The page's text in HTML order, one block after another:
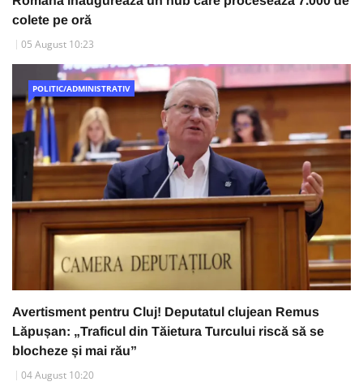
colete pe oră
05 August 10:23
POLITIC/ADMINISTRATIV
Avertisment pentru Cluj! Deputatul clujean Remus
Lăpușan: „Traficul din Tăietura Turcului riscă să se
blocheze și mai rău”
04 August 10:20